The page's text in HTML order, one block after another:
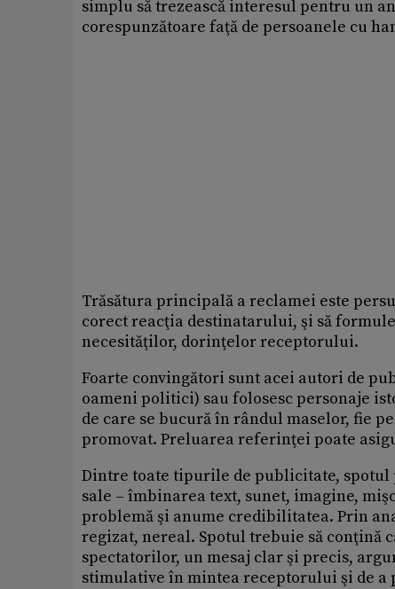
simplu să trezească interesul pentru un
corespunzătoare faţă de persoanele cu
Trăsătura principală a reclamei este
corect reacţia destinatarului, şi să
necesităţilor, dorinţelor receptorului.
Foarte convingători sunt acei autori de
oameni politici) sau folosesc personaje
de care se bucură în rândul maselor, fie
promovat. Preluarea referinţei poate
Dintre toate tipurile de publicitate,
sale – îmbinarea text, sunet, imagine,
problemă şi anume credibilitatea. Prin
regizat, nereal. Spotul trebuie să conţină
spectatorilor, un mesaj clar şi precis,
stimulative în mintea receptorului şi de a